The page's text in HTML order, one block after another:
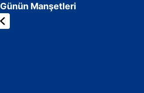
Günün Manşetleri